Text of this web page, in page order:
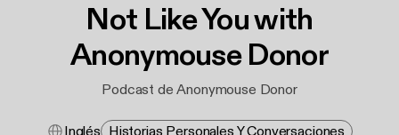
Not Like You with
Anonymouse Donor
Podcast de Anonymouse Donor
Inglés Historias Personales Y Conversaciones